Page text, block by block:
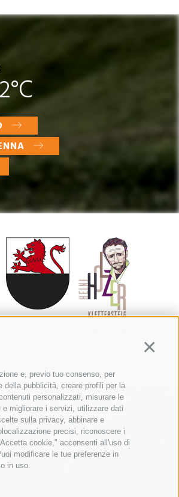
e, previo tuo consenso, per
pubblicità, creare profili per la
personalizzati, misurare le
migliorare i servizi, utilizzare dati
sulla privacy, abbinare e
precisi, riconoscere i
cookie," acconsenti all'uso di
modificare le tue preferenze in
in uso.